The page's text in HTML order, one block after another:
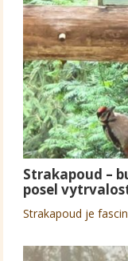
Strakapoud –
posel
Strakapoud je